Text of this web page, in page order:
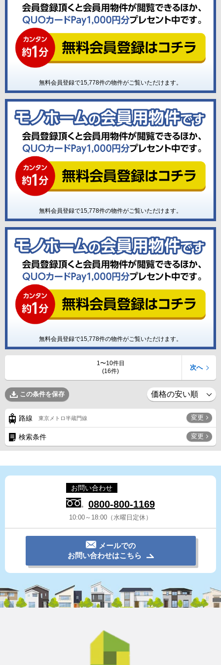
無料会員登録で15,778件の物件がご覧いただけます。
無料会員登録で15,778件の物件がご覧いただけます。
無料会員登録で15,778件の物件がご覧いただけます。
1〜10件目
(16件)
次へ
この条件を保存
路線 東京メトロ半蔵門線 変更
検索条件 変更
お問い合わせ
0800-800-1169
10:00～18:00（水曜日定休）
メールでの
お問い合わせはこちら